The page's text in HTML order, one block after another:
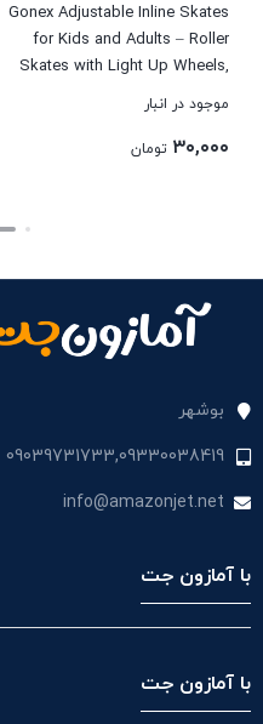
Gonex Adjustable Inline Skates
for Kids and Adults – Roller
Skates with Light Up Wheels,
Outdoor Roller Blades Fun
Beginner
موجود در انبار
۳۰,۰۰۰ تومان
بوشهر
09039731733,09330038419
info@amazonjet.net
با آمازون جت
با آمازون جت